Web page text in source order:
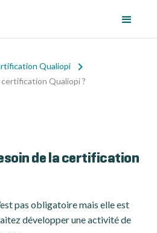
Qualiopi
Qualiopi ?
de la certification
pas obligatoire mais elle est
développer une activité de